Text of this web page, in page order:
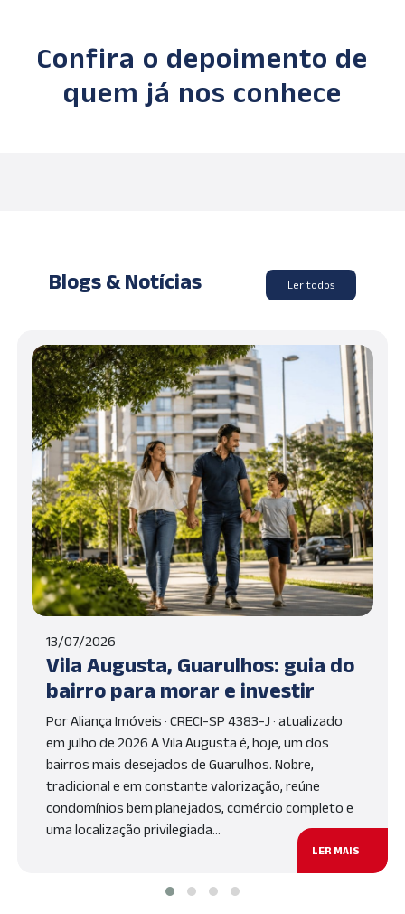
Confira o depoimento de
quem já nos conhece
Blogs & Notícias Ler todos
13/07/2026
Vila Augusta, Guarulhos: guia do
bairro para morar e investir
Por Aliança Imóveis · CRECI-SP 4383-J · atualizado
em julho de 2026 A Vila Augusta é, hoje, um dos
bairros mais desejados de Guarulhos. Nobre,
tradicional e em constante valorização, reúne
condomínios bem planejados, comércio completo e
uma localização privilegiada…
LER MAIS